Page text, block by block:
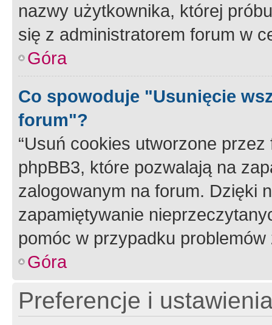
nazwy użytkownika, której
się z administratorem forum w
Góra
Co spowoduje "Usunięcie
forum"?
“Usuń cookies utworzone
phpBB3, które pozwalają na
zalogowanym na forum. Dzięki
zapamiętywanie
pomóc w przypadku
Góra
Preferencje i